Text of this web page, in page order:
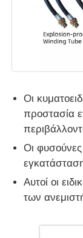
Οι
προστασία
Οι
Αυτοί οι
των